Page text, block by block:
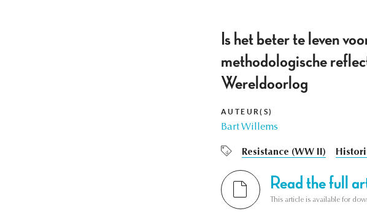
Is het beter te leven
methodologische
Wereldoorlog
AUTEUR(S)
Bart Willems
Resistance (WW II)
Read the full
This article is available for